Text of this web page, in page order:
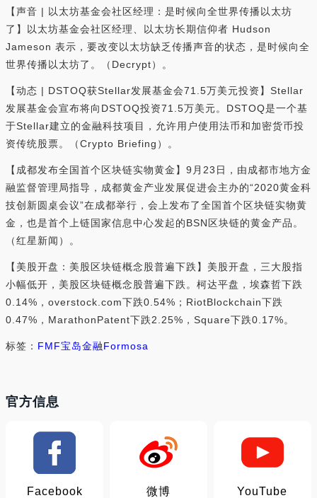
【声音 | 以太坊基金会社区经理：是时候向全世界传播以太坊
了】以太坊基金会社区经理、以太坊长期信仰者 Hudson
Jameson 表示，要改变以太坊缺乏传播声音的状态，是时候向全
世界传播以太坊了。（Decrypt）。
【动态 | DSTOQ获Stellar发展基金会71.5万美元投资】Stellar
发展基金会宣布将向DSTOQ投资71.5万美元。DSTOQ是一个基
于Stellar建立的金融科技项目，允许用户使用法币和加密货币投
资传统股票。（Crypto Briefing）。
【成都发布全国首个区块链实物黄金】9月23日，由成都市地方金
融监督管理局指导，成都黄金产业发展促进会主办的“2020黄金科
技创新圆桌会议”在成都举行，会上发布了全国首个区块链实物黄
金，也是首个上链国家信息中心发起的BSN区块链的黄金产品。
（红星新闻）。
【美股开盘：美股区块链概念股普遍下跌】美股开盘，三大股指
小幅低开，美股区块链概念股普遍下跌。柯达平盘，埃森哲下跌
0.14%，overstock.com下跌0.54%；RiotBlockchain下跌
0.47%，MarathonPatent下跌2.25%，Square下跌0.17%。
标签： FMF宝岛金融Formosa
官方信息
Facebook 微博 YouTube